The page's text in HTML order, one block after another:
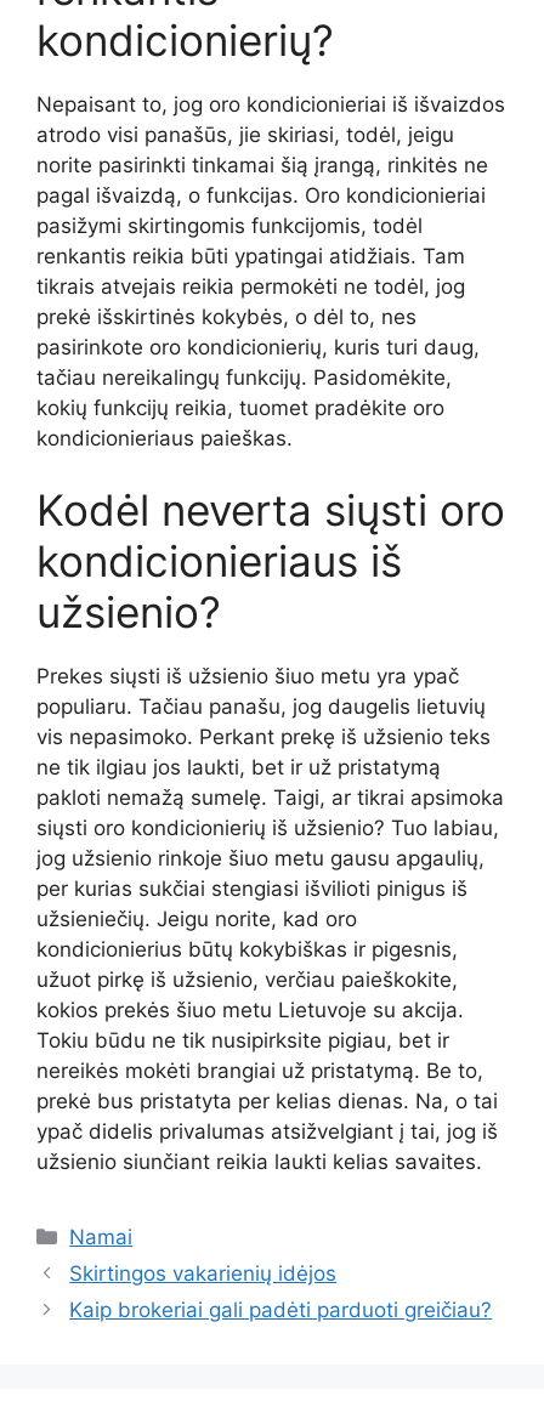
kondicionierių?
Nepaisant to, jog oro kondicionieriai iš išvaizdos
atrodo visi panašūs, jie skiriasi, todėl, jeigu
norite pasirinkti tinkamai šią įrangą, rinkitės ne
pagal išvaizdą, o funkcijas. Oro kondicionieriai
pasižymi skirtingomis funkcijomis, todėl
renkantis reikia būti ypatingai atidžiais. Tam
tikrais atvejais reikia permokėti ne todėl, jog
prekė išskirtinės kokybės, o dėl to, nes
pasirinkote oro kondicionierių, kuris turi daug,
tačiau nereikalingų funkcijų. Pasidomėkite,
kokių funkcijų reikia, tuomet pradėkite oro
kondicionieriaus paieškas.
Kodėl neverta siųsti oro
kondicionieriaus iš
užsienio?
Prekes siųsti iš užsienio šiuo metu yra ypač
populiaru. Tačiau panašu, jog daugelis lietuvių
vis nepasimoko. Perkant prekę iš užsienio teks
ne tik ilgiau jos laukti, bet ir už pristatymą
pakloti nemažą sumelę. Taigi, ar tikrai apsimoka
siųsti oro kondicionierių iš užsienio? Tuo labiau,
jog užsienio rinkoje šiuo metu gausu apgaulių,
per kurias sukčiai stengiasi išvilioti pinigus iš
užsieniečių. Jeigu norite, kad oro
kondicionierius būtų kokybiškas ir pigesnis,
užuot pirkę iš užsienio, verčiau paieškokite,
kokios prekės šiuo metu Lietuvoje su akcija.
Tokiu būdu ne tik nusipirksite pigiau, bet ir
nereikės mokėti brangiai už pristatymą. Be to,
prekė bus pristatyta per kelias dienas. Na, o tai
ypač didelis privalumas atsižvelgiant į tai, jog iš
užsienio siunčiant reikia laukti kelias savaites.
Kategorijos
Namai
Skirtingos vakarienių idėjos
Kaip brokeriai gali padėti parduoti greičiau?